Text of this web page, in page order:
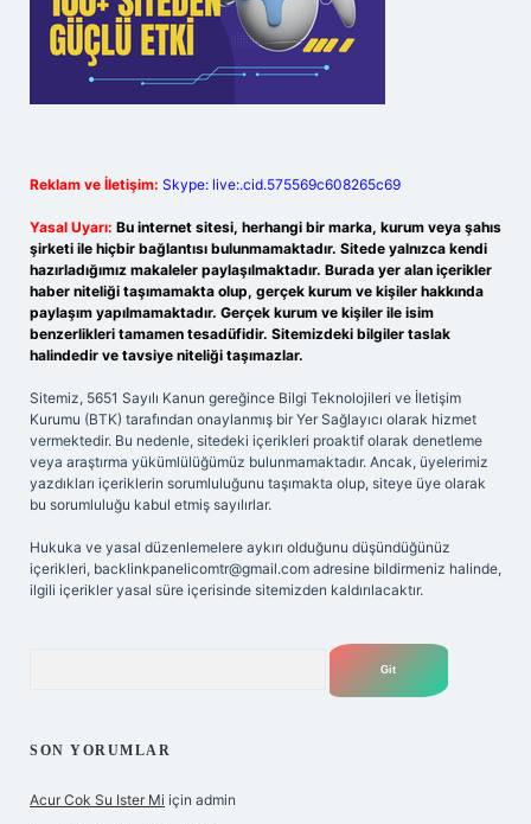
Reklam ve İletişim: Skype: live:.cid.575569c608265c69
Yasal Uyarı: Bu internet sitesi, herhangi bir marka, kurum veya şahıs
şirketi ile hiçbir bağlantısı bulunmamaktadır. Sitede yalnızca kendi
hazırladığımız makaleler paylaşılmaktadır. Burada yer alan içerikler
haber niteliği taşımamakta olup, gerçek kurum ve kişiler hakkında
paylaşım yapılmamaktadır. Gerçek kurum ve kişiler ile isim
benzerlikleri tamamen tesadüfidir. Sitemizdeki bilgiler taslak
halindedir ve tavsiye niteliği taşımazlar.
Sitemiz, 5651 Sayılı Kanun gereğince Bilgi Teknolojileri ve İletişim
Kurumu (BTK) tarafından onaylanmış bir Yer Sağlayıcı olarak hizmet
vermektedir. Bu nedenle, sitedeki içerikleri proaktif olarak denetleme
veya araştırma yükümlülüğümüz bulunmamaktadır. Ancak, üyelerimiz
yazdıkları içeriklerin sorumluluğunu taşımakta olup, siteye üye olarak
bu sorumluluğu kabul etmiş sayılırlar.
Hukuka ve yasal düzenlemelere aykırı olduğunu düşündüğünüz
içerikleri, backlinkpanelicomtr@gmail.com adresine bildirmeniz halinde,
ilgili içerikler yasal süre içerisinde sitemizden kaldırılacaktır.
SON YORUMLAR
Acur Cok Su Ister Mi için admin